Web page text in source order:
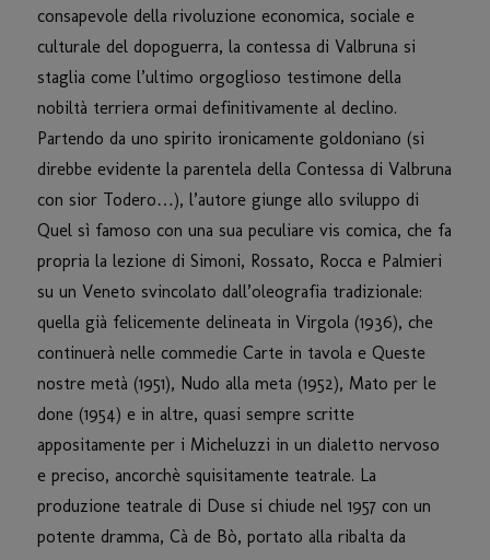
consapevole della rivoluzione economica, sociale e
culturale del dopoguerra, la contessa di Valbruna si
staglia come l’ultimo orgoglioso testimone della
nobiltà terriera ormai definitivamente al declino.
Partendo da uno spirito ironicamente goldoniano (si
direbbe evidente la parentela della Contessa di Valbruna
con sior Todero…), l’autore giunge allo sviluppo di
Quel sì famoso con una sua peculiare vis comica, che fa
propria la lezione di Simoni, Rossato, Rocca e Palmieri
su un Veneto svincolato dall’oleografia tradizionale:
quella già felicemente delineata in Virgola (1936), che
continuerà nelle commedie Carte in tavola e Queste
nostre metà (1951), Nudo alla meta (1952), Mato per le
done (1954) e in altre, quasi sempre scritte
appositamente per i Micheluzzi in un dialetto nervoso
e preciso, ancorchè squisitamente teatrale. La
produzione teatrale di Duse si chiude nel 1957 con un
potente dramma, Cà de Bò, portato alla ribalta da